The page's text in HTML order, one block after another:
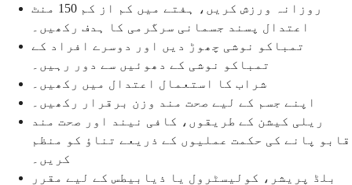
روزانہ ورزش کریں، ہفتے میں کم از کم 150 منٹ
اعتدال پسند جسمانی سرگرمی کا ہدف رکھیں۔
تمباکو نوشی چھوڑ دیں اور دوسرے افراد کے
تمباکو نوشی کے دھوئیں سے دور رہیں۔
شراب کا استعمال اعتدال میں رکھیں۔
اپنے جسم کے لیے صحت مند وزن برقرار رکھیں۔
ریلی کیشن کے طریقوں، کافی نیند اور صحت مند
قابو پانے کی حکمت عملیوں کے ذریعے تناؤ کو منظم
کریں۔
بلڈ پریشر، کولیسٹرول یا ذیابیطس کے لیے مقرر